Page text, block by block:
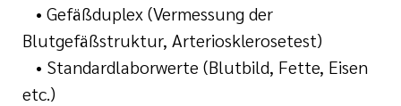
• Gefäßduplex (Vermessung der
Blutgefäßstruktur, Arteriosklerosetest)
• Standardlaborwerte (Blutbild, Fette, Eisen
etc.)